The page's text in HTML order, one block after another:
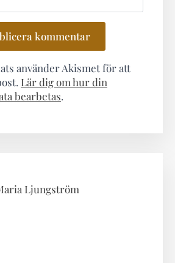
använder Akismet för att
Lär dig om hur din
bearbetas.